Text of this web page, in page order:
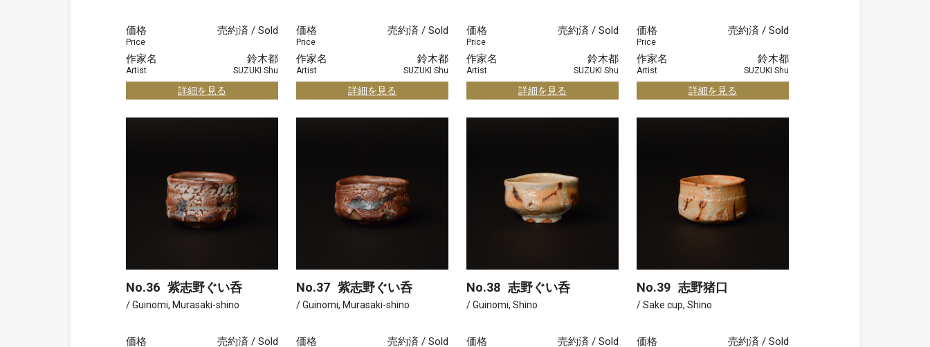
価格
Price
売約済 / Sold
作家名
Artist
鈴木都
SUZUKI Shu
詳細を見る
価格
Price
売約済 / Sold
作家名
Artist
鈴木都
SUZUKI Shu
詳細を見る
価格
Price
売約済 / Sold
作家名
Artist
鈴木都
SUZUKI Shu
詳細を見る
価格
Price
売約済 / Sold
作家名
Artist
鈴木都
SUZUKI Shu
詳細を見る
No.36 紫志野ぐい呑
/ Guinomi, Murasaki-shino
価格 売約済 / Sold
No.37 紫志野ぐい呑
/ Guinomi, Murasaki-shino
価格 売約済 / Sold
No.38 志野ぐい呑
/ Guinomi, Shino
価格 売約済 / Sold
No.39 志野猪口
/ Sake cup, Shino
価格 売約済 / Sold